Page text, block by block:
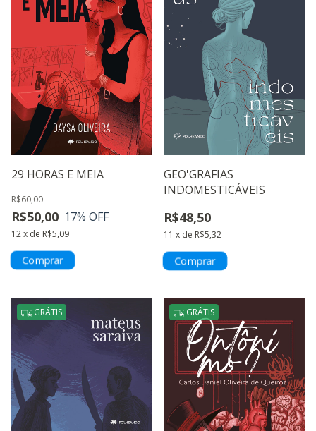
29 HORAS E MEIA
R$50,00
R$60,00
17% OFF
12x de R$5,09
GEO'GRAFIAS
INDOMESTICÁVEIS
R$48,50
11 x de R$5,32
GRÁTIS GRÁTIS